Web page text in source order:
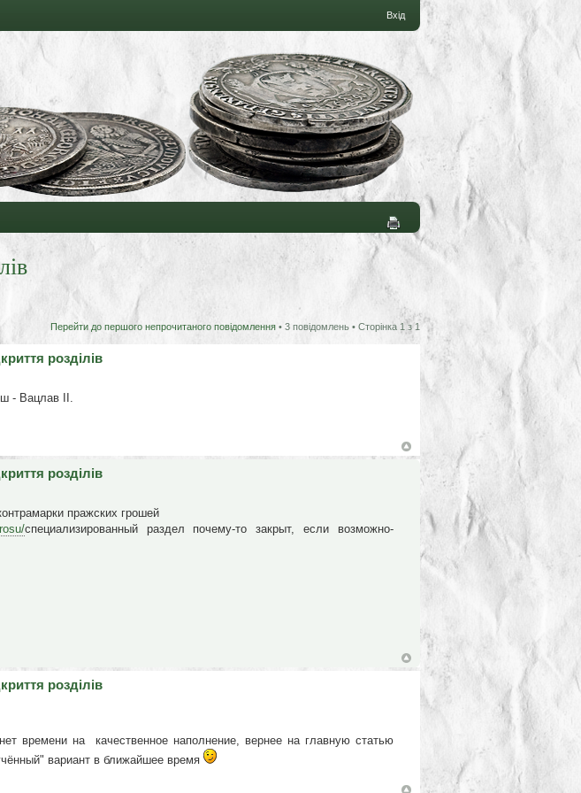
Вхід
Перейти до першого непрочитаного повідомлення • 3 повідомлень • Сторінка 1 з1
розділів
- Вацлав ІІ.
розділів
пражских грошей
специализированный раздел почему-то закрыт, если возможно-
розділів
времени на качественное наполнение, вернее на главную статью
вариант в ближайшее время